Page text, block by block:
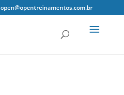
open@opentreinamentos.com.br